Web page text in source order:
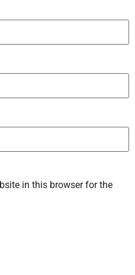
in this browser for the